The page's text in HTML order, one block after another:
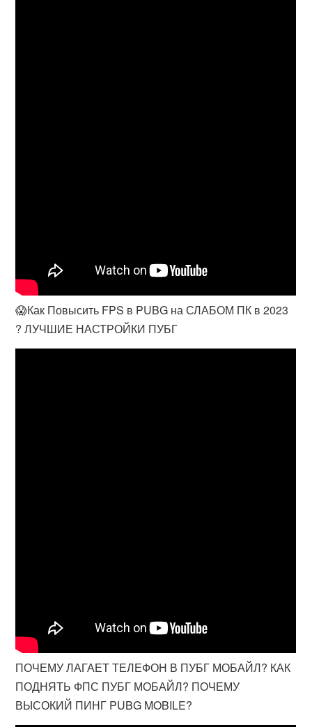
😱Как Повысить FPS в PUBG на СЛАБОМ ПК в 2023
? ЛУЧШИЕ НАСТРОЙКИ ПУБГ
ПОЧЕМУ ЛАГАЕТ ТЕЛЕФОН В ПУБГ МОБАЙЛ? КАК
ПОДНЯТЬ ФПС ПУБГ МОБАЙЛ? ПОЧЕМУ
ВЫСОКИЙ ПИНГ PUBG MOBILE?